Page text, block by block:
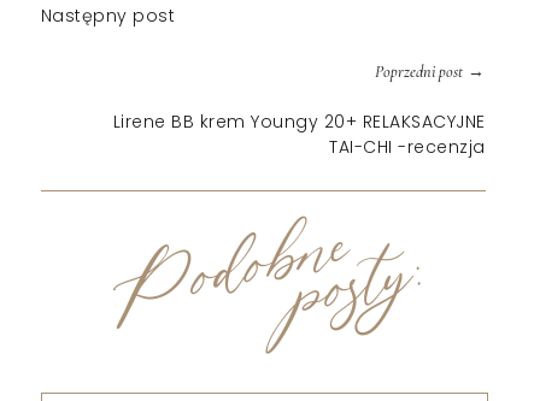
Następny post
Poprzedni post→
Lirene BB krem Youngy 20+ RELAKSACYJNE
TAI-CHI -recenzja